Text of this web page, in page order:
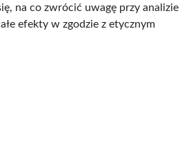
na co zwrócić uwagę przy analizie
efekty w zgodzie z etycznym